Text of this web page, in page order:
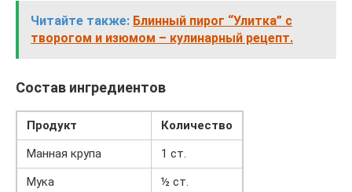
Читайте также: Блинный пирог “Улитка” с
творогом и изюмом – кулинарный рецепт.
Состав ингредиентов
Продукт
Количество
Манная крупа
1 ст.
Мука
½ ст.